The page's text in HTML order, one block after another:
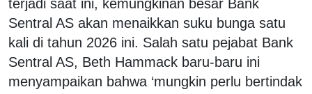
terjadi saat ini, kemungkinan besar Bank
Sentral AS akan menaikkan suku bunga satu
kali di tahun 2026 ini. Salah satu pejabat Bank
Sentral AS, Beth Hammack baru-baru ini
menyampaikan bahwa ‘mungkin perlu bertindak